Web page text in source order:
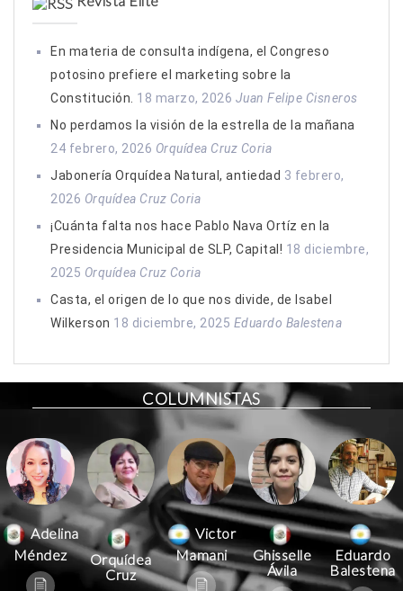
En materia de consulta indígena, el Congreso
potosino prefiere el marketing sobre la
Constitución. 18 marzo, 2026 Juan Felipe Cisneros
No perdamos la visión de la estrella de la mañana
24 febrero, 2026 Orquídea Cruz Coria
Jabonería Orquídea Natural, antiedad 3 febrero,
2026 Orquídea Cruz Coria
¡Cuánta falta nos hace Pablo Nava Ortíz en la
Presidencia Municipal de SLP, Capital! 18 diciembre,
2025 Orquídea Cruz Coria
Casta, el origen de lo que nos divide, de Isabel
Wilkerson 18 diciembre, 2025 Eduardo Balestena
COLUMNISTAS
Adelina
Méndez
Orquídea
Cruz
Victor
Mamani
Ghisselle
Ávila
Eduardo
Balestena